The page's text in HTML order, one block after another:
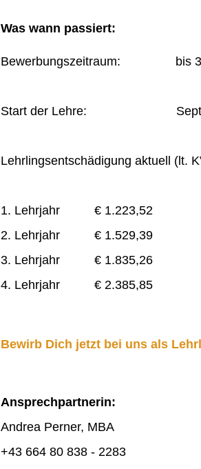
Was wann passiert:
Bewerbungszeitraum: bis 31.
Start der Lehre:
Lehrlingsentschädigung aktuell (lt.
1. Lehrjahr € 1.223,52
2. Lehrjahr € 1.529,39
3. Lehrjahr € 1.835,26
4. Lehrjahr € 2.385,85
Bewirb Dich jetzt bei uns als
Ansprechpartnerin:
Andrea Perner, MBA
+43 664 80 838 - 2283